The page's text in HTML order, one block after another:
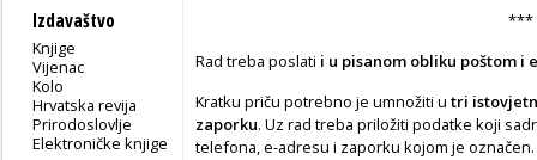
Izdavaštvo
Knjige
Vijenac
Kolo
Hrvatska revija
Prirodoslovlje
Elektroničke knjige
***
Rad treba poslati i u pisanom obliku poštom i
Kratku priču potrebno je umnožiti u tri
zaporku. Uz rad treba priložiti podatke koji
telefona, e-adresu i zaporku kojom je označen.